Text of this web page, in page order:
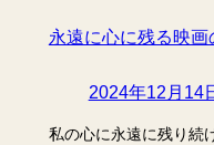
永遠に心に残る映
2024年12月14
私の心に永遠に残り続